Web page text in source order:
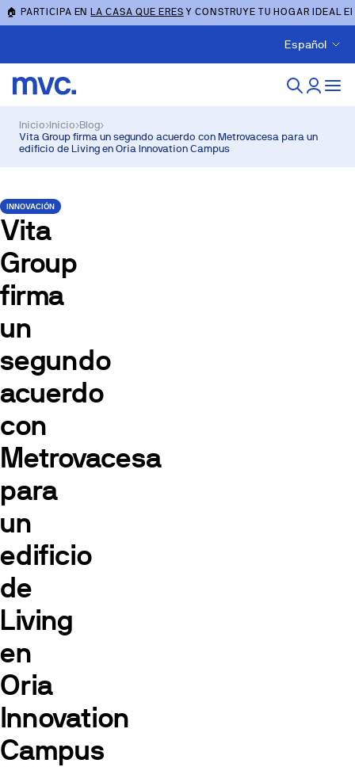
🏠 PARTICIPA ENLA CASA QUE ERES Y CONSTRUYE TU HOGAR IDEAL
Español
Inicio›Inicio›Blog›
Vita Group firma un segundo acuerdo con Metrovacesa para un
edificio de Living en Oria Innovation Campus
INNOVACIÓN
Vita
Group
firma
un
segundo
acuerdo
con
Metrovacesa
para
un
edificio
de
Living
en
Oria
Innovation
Campus